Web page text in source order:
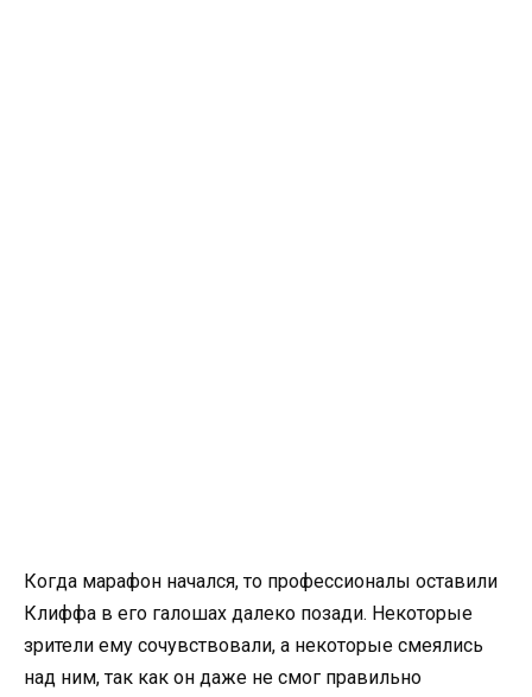
Когда марафон начался, то профессион­алы оставили
Клиффа в его галошах далеко позади. Некоторые
зрители ему сочувствов­али, а некоторые смеялись
над ним, так как он даже не смог правильно